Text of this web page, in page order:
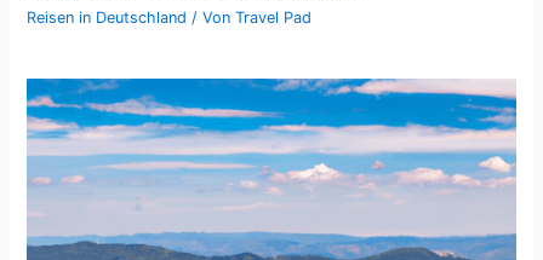
Reisen in Deutschland / VonTravel Pad